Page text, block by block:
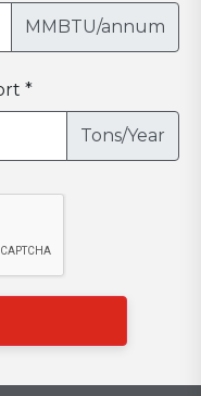
MMBTU/annum
*
Tons/Year